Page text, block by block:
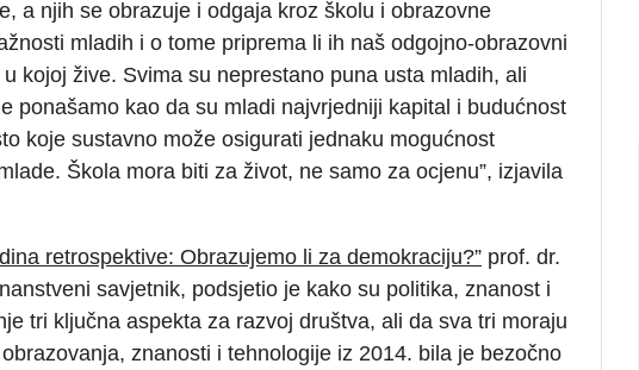
a njih se obrazuje i odgaja kroz školu i obrazovne
mladih i o tome priprema li ih naš odgojno-obrazovni
kojoj žive. Svima su neprestano puna usta mladih, ali
ponašamo kao da su mladi najvrjedniji kapital i budućnost
koje sustavno može osigurati jednaku mogućnost
Škola mora biti za život, ne samo za ocjenu”, izjavila
retrospektive: Obrazujemo li za demokraciju?” prof. dr.
savjetnik, podsjetio je kako su politika, znanost i
tri ključna aspekta za razvoj društva, ali da sva tri moraju
znanosti i tehnologije iz 2014. bila je bezočno